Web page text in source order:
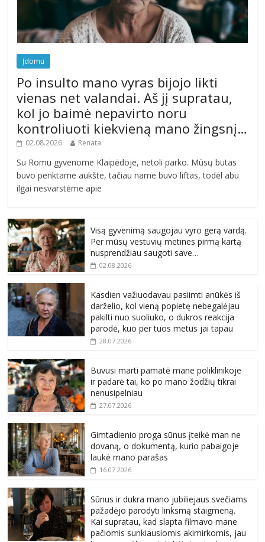
Įdomu
Po insulto mano vyras bijojo likti
vienas net valandai. Aš jį supratau,
kol jo baimė nepavirto noru
kontroliuoti kiekvieną mano žingsnį…
02.08.2026 Renata
Su Romu gyvenome Klaipėdoje, netoli parko. Mūsų butas
buvo penktame aukšte, tačiau name buvo liftas, todėl abu
ilgai nesvarstėme apie
Visą gyvenimą saugojau vyro gerą vardą.
Per mūsų vestuvių metines pirmą kartą
nusprendžiau saugoti save…
02.08.2026
Kasdien važiuodavau pasiimti anūkės iš
darželio, kol vieną popietę nebegalėjau
pakilti nuo suoliuko, o dukros reakcija
parodė, kuo per tuos metus jai tapau
28.07.2026
Buvusi marti pamatė mane poliklinikoje
ir padarė tai, ko po mano žodžių tikrai
nenusipelniau
27.07.2026
Gimtadienio proga sūnus įteikė man ne
dovaną, o dokumentą, kurio pabaigoje
laukė mano parašas
16.07.2026
Sūnus ir dukra mano jubiliejaus svečiams
pažadėjo parodyti linksmą staigmeną.
Kai supratau, kad slapta filmavo mane
pačiomis sunkiausiomis akimirkomis, jau